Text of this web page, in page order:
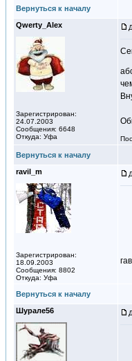
Вернуться к началу
Qwerty_Alex
Зарегистрирован:
24.07.2003
Сообщения: 6648
Откуда: Уфа
Вернуться к началу
ravil_m
Зарегистрирован:
18.09.2003
Сообщения: 8802
Откуда: Уфа
Вернуться к началу
Шурале56